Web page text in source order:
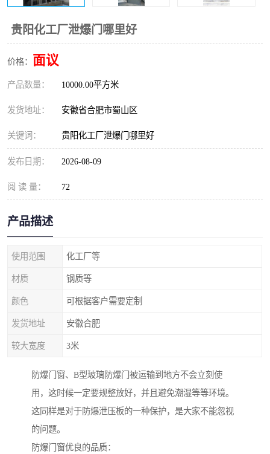
贵阳化工厂泄爆门哪里好
价格： 面议
产品数量： 10000.00平方米
发货地址： 安徽省合肥市蜀山区
关键词： 贵阳化工厂泄爆门哪里好
发布日期： 2026-08-09
阅 读 量： 72
产品描述
使用范围 化工厂等
材质 钢质等
颜色 可根据客户需要定制
发货地址 安徽合肥
较大宽度 3米
防爆门窗、B型玻璃防爆门被运输到地方不会立刻使
用，这时候一定要规整放好，并且避免潮湿等等环境。
这同样是对于防爆泄压板的一种保护，是大家不能忽视
的问题。
防爆门窗优良的品质：